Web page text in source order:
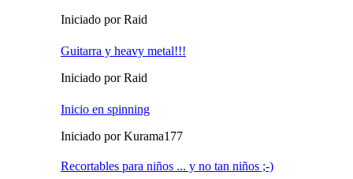
Iniciado por Raid
Guitarra y heavy metal!!!
Iniciado por Raid
Inicio en spinning
Iniciado por Kurama177
Recortables para niños ... y no tan niños ;-)